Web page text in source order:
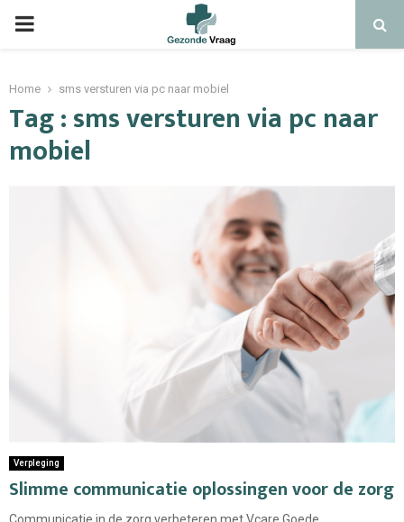
Home sms versturen via pc naar mobiel
Tag : sms versturen via pc naar
mobiel
Verpleging
Slimme communicatie oplossingen voor de zorg